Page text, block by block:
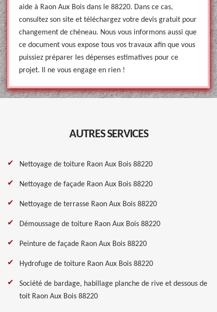
aide à Raon Aux Bois dans le 88220. Dans ce cas,
consultez son site et téléchargez votre devis gratuit pour
changement de chéneau. Nous vous informons aussi que
ce document vous expose tous vos travaux afin que vous
puissiez préparer les dépenses estimatives pour ce
projet. Il ne vous engage en rien !
AUTRES SERVICES
Nettoyage de toiture Raon Aux Bois 88220
Nettoyage de façade Raon Aux Bois 88220
Nettoyage de terrasse Raon Aux Bois 88220
Démoussage de toiture Raon Aux Bois 88220
Peinture de façade Raon Aux Bois 88220
Hydrofuge de toiture Raon Aux Bois 88220
Société de bardage, habillage planche de rive et dessous de
toit Raon Aux Bois 88220